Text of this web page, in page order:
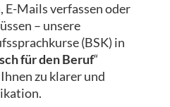
E-Mails verfassen oder
– unsere
(BSK) in
für den Beruf“
zu klarer und